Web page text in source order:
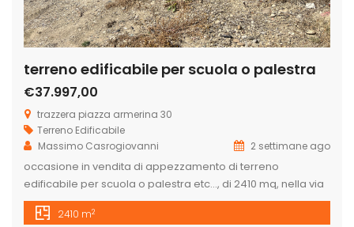
terreno edificabile per scuola o palestra
€37.997,00
trazzera piazza armerina 30
Terreno Edificabile
Massimo Casrogiovanni
2 settimane ago
occasione in vendita di appezzamento di terreno
edificabile per scuola o palestra etc…, di 2410 mq, nella via
Trazzera Piazza Armerina, zona via Gela, di cui 2100 mq è
un unico lotto e 310 mq è vicinissimo (diviso da una strada).
2410 m2